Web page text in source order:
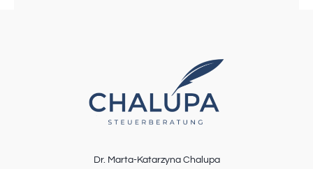
Dr. Marta-Katarzyna Chalupa